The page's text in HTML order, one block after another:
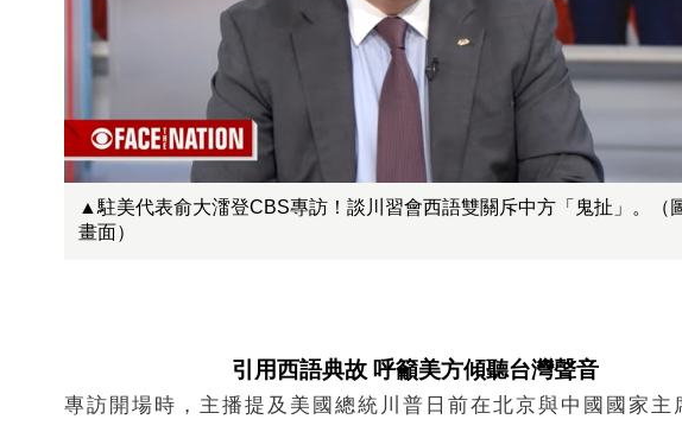
▲駐美代表俞大㵢登CBS專訪！談川習會西語雙關斥中方「鬼扯」。（
畫面）
引用西語典故 呼籲美方傾聽台灣聲音
專訪開場時，主播提及美國總統川普日前在北京與中國國家主